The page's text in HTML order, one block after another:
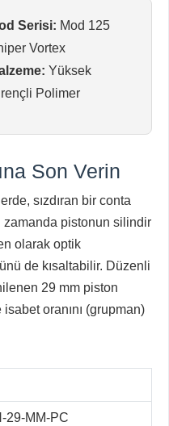
Serisi: Mod 125
Vortex
Yüksek
Polimer
Son Verin
sızdıran bir conta
zamanda pistonun silindir
olarak optik
de kısaltabilir. Düzenli
29 mm piston
isabet oranını (grupman)
29-MM-PC